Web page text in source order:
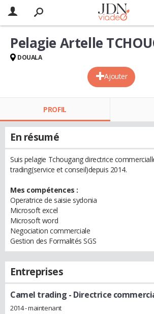
Ajouter
Pelagie Artelle
DOUALA
PROFIL
En résumé
Suis pelagie Tchougang directrice
trading(service et conseil)depuis 2014.
Mes compétences :
Operatrice de saisie sydonia
Microsoft excel
Microsoft word
Negociation commerciale
Gestion des Formalités SGS
Entreprises
Camel trading - Directrice
2014 - maintenant